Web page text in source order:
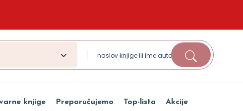
knjige Preporučujemo Top-lista Akcije